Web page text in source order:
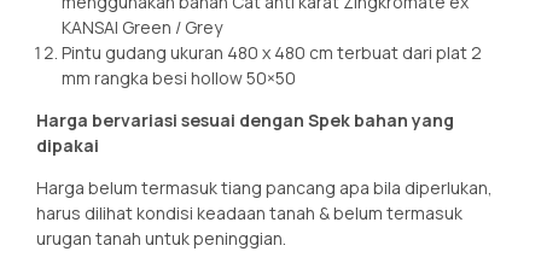
KANSAI Green / Grey
Pintu gudang ukuran 480 x 480 cm terbuat dari plat 2
mm rangka besi hollow 50×50
Harga bervariasi sesuai dengan Spek bahan yang
dipakai
Harga belum termasuk tiang pancang apa bila diperlukan,
harus dilihat kondisi keadaan tanah & belum termasuk
urugan tanah untuk peninggian.